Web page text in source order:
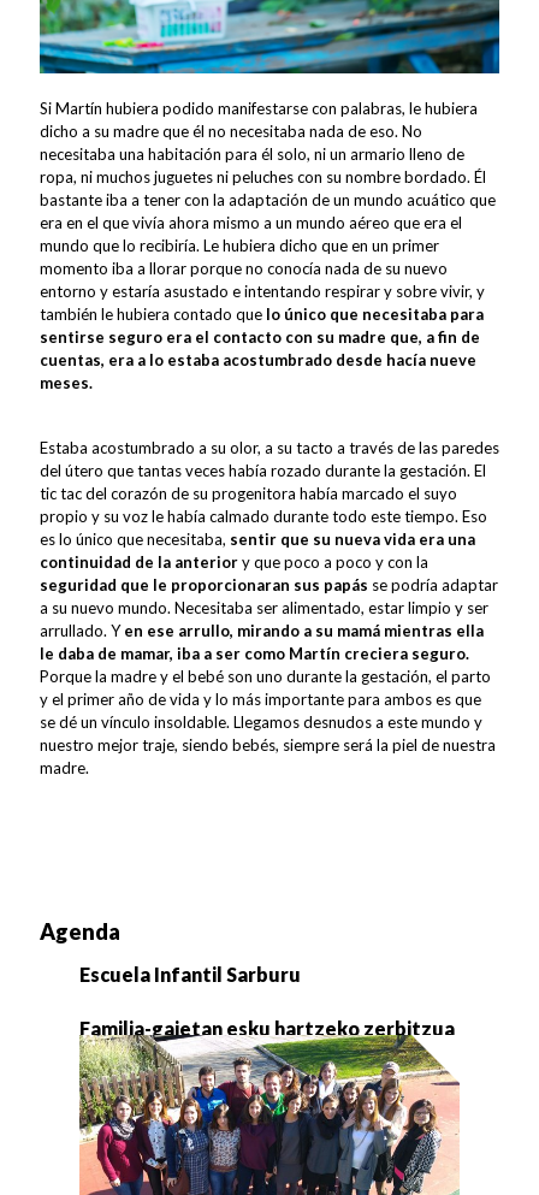
Si Martín hubiera podido manifestarse con palabras, le hubiera
dicho a su madre que él no necesitaba nada de eso. No
necesitaba una habitación para él solo, ni un armario lleno de
ropa, ni muchos juguetes ni peluches con su nombre bordado. Él
bastante iba a tener con la adaptación de un mundo acuático que
era en el que vivía ahora mismo a un mundo aéreo que era el
mundo que lo recibiría. Le hubiera dicho que en un primer
momento iba a llorar porque no conocía nada de su nuevo
entorno y estaría asustado e intentando respirar y sobre vivir, y
también le hubiera contado que lo único que necesitaba para
sentirse seguro era el contacto con su madre que, a fin de
cuentas, era a lo estaba acostumbrado desde hacía nueve
meses.
Estaba acostumbrado a su olor, a su tacto a través de las paredes
del útero que tantas veces había rozado durante la gestación. El
tic tac del corazón de su progenitora había marcado el suyo
propio y su voz le había calmado durante todo este tiempo. Eso
es lo único que necesitaba, sentir que su nueva vida era una
continuidad de la anteriory que poco a poco y con la
seguridad que le proporcionaran sus papás se podría adaptar
a su nuevo mundo. Necesitaba ser alimentado, estar limpio y ser
arrullado. Yen ese arrullo, mirando a su mamá mientras ella
le daba de mamar, iba a ser como Martín creciera seguro.
Porque la madre y el bebé son uno durante la gestación, el parto
y el primer año de vida y lo más importante para ambos es que
se dé un vínculo insoldable. Llegamos desnudos a este mundo y
nuestro mejor traje, siendo bebés, siempre será la piel de nuestra
madre.
Agenda
Escuela Infantil Sarburu
Familia-gaietan esku hartzeko zerbitzua